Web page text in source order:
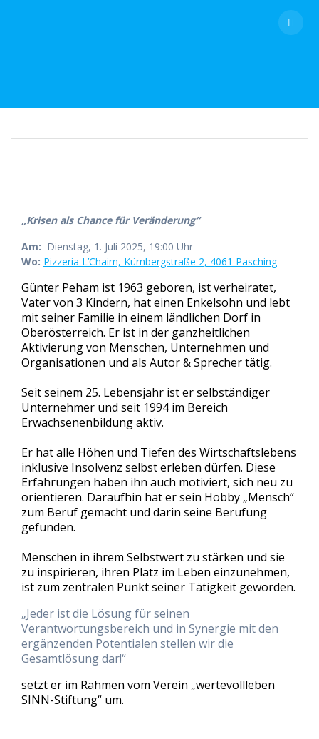
„Krisen als Chance für Veränderung“
Am: Dienstag, 1. Juli 2025, 19:00 Uhr —
Wo: Pizzeria L’Chaim, Kürnbergstraße 2, 4061 Pasching—
Günter Peham ist 1963 geboren, ist verheiratet,
Vater von 3 Kindern, hat einen Enkelsohn und lebt
mit seiner Familie in einem ländlichen Dorf in
Oberösterreich. Er ist in der ganzheitlichen
Aktivierung von Menschen, Unternehmen und
Organisationen und als Autor & Sprecher tätig.
Seit seinem 25. Lebensjahr ist er selbständiger
Unternehmer und seit 1994 im Bereich
Erwachsenenbildung aktiv.
Er hat alle Höhen und Tiefen des Wirtschaftslebens
inklusive Insolvenz selbst erleben dürfen. Diese
Erfahrungen haben ihn auch motiviert, sich neu zu
orientieren. Daraufhin hat er sein Hobby „Mensch“
zum Beruf gemacht und darin seine Berufung
gefunden.
Menschen in ihrem Selbstwert zu stärken und sie
zu inspirieren, ihren Platz im Leben einzunehmen,
ist zum zentralen Punkt seiner Tätigkeit geworden.
„Jeder ist die Lösung für seinen
Verantwortungsbereich und in Synergie mit den
ergänzenden Potentialen stellen wir die
Gesamtlösung dar!“
setzt er im Rahmen vom Verein „wertevollleben
SINN-Stiftung“ um.